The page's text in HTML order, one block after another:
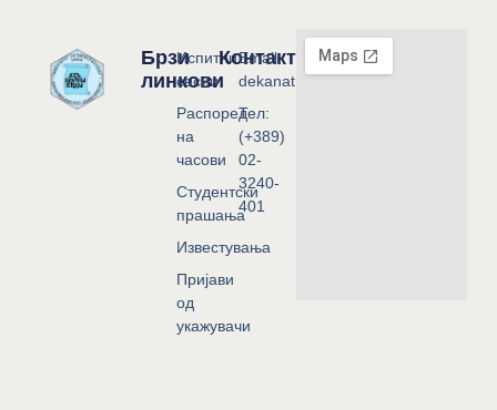
Брзи
линкови
Испитни
сесии
Распоред
на
часови
Студентски
прашања
Известувања
Пријави
од
укажувачи
Контакт
Email:
dekanat@flf.ukim.edu.mk
Тел:
(+389)
02-
3240-
401